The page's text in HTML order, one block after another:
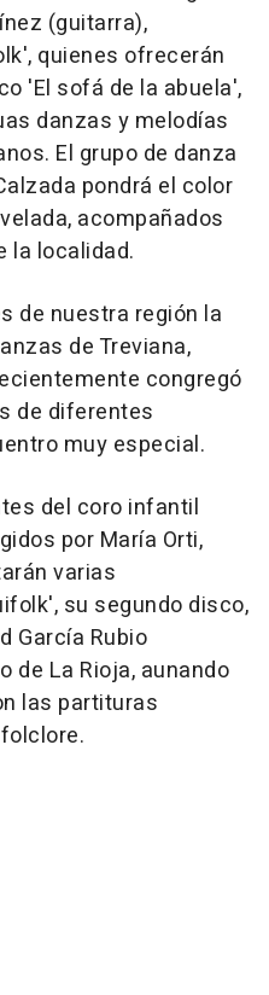
(guitarra),
quienes ofrecerán
'El sofá de la abuela',
danzas y melodías
El grupo de danza
pondrá el color
acompañados
la localidad.
de nuestra región la
de Treviana,
congregó
de diferentes
muy especial.
del coro infantil
por María Orti,
varias
su segundo disco,
García Rubio
de La Rioja, aunando
las partituras